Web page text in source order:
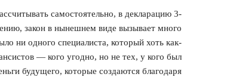
самостоятельно, в декларацию 3-
закон в нынешнем виде вызывает много
ни одного специалиста, который хоть как-
— кого угодно, но не тех, у кого был
будущего, которые создаются благодаря